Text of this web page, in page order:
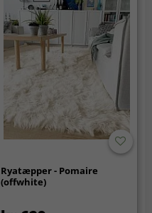
Ryatæpper - Pomaire
(offwhite)